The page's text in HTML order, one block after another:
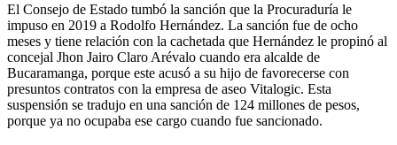
El Consejo de Estado tumbó la sanción que la Procuraduría le
impuso en 2019 a Rodolfo Hernández. La sanción fue de ocho
meses y tiene relación con la cachetada que Hernández le propinó al
concejal Jhon Jairo Claro Arévalo cuando era alcalde de
Bucaramanga, porque este acusó a su hijo de favorecerse con
presuntos contratos con la empresa de aseo Vitalogic. Esta
suspensión se tradujo en una sanción de 124 millones de pesos,
porque ya no ocupaba ese cargo cuando fue sancionado.